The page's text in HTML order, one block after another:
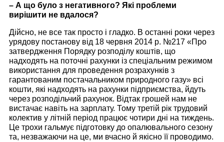
– А що було з негативного? Які проблеми
вирішити не вдалося?
Дійсно, не все так просто і гладко. В останні роки через
урядову постанову від 18 червня 2014 р. №217 «Про
затвердження Порядку розподілу коштів, що
надходять на поточні рахунки із спеціальним режимом
використання для проведення розрахунків з
гарантованим постачальником природного газу» всі
кошти, які надходять на рахунки підприємства, йдуть
через розподільчий рахунок. Відтак грошей нам не
вистачає навіть на зарплату. Тому третій рік трудовий
колектив у літній період працює чотири дні на тиждень.
Це трохи гальмує підготовку до опалювального сезону
та, незважаючи на це, ми вчасно й якісно її проводимо.